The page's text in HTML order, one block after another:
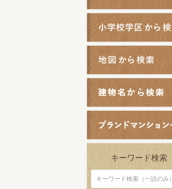
キーワード検索
キーワード検索（一語のみ）